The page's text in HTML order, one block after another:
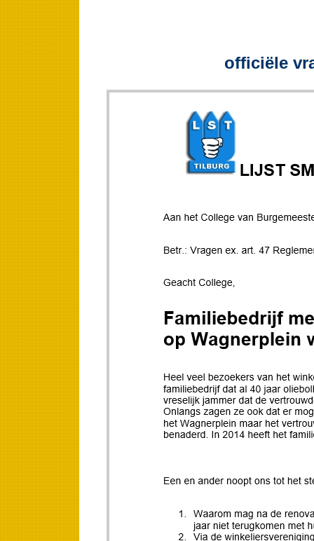
officiële